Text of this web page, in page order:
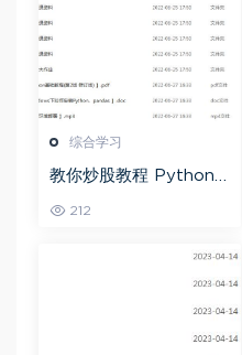
综合学习
教你炒股教程 Python
网盘资源打包下载
212